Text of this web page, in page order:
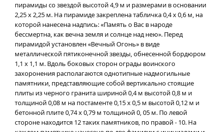
пирамиды со звездой высотой 4,9 м и размерами в основании
2,25 х 2,25 м. На пирамиде закреплена табличка 0,4 х 0,6 м, на
которой нанесена надпись: «Память о Вас в народе
бессмертна, как вечна земля и солнце над нею». Перед
пирамидой установлен «Вечный Огонь» в виде
металлической пятиконечной звезды, обнесенной бордюром
1,1 х 1,1 м. Вдоль боковых сторон ограды воинского
захоронения располагаются однотипные надмогильные
памятники, представляющие собой вертикально стоящие
плиты из черного гранита шириной 0,4 м высотой 0,8 м и
толщиной 0,08 м на постаменте 0,15 х 0,5 м высотой 0,12 м и
бетонной плите 0,74 х 0,79 м толщиной 0, 05 м. По левой
стороне находится 12 таких памятников, по правой - 10. На